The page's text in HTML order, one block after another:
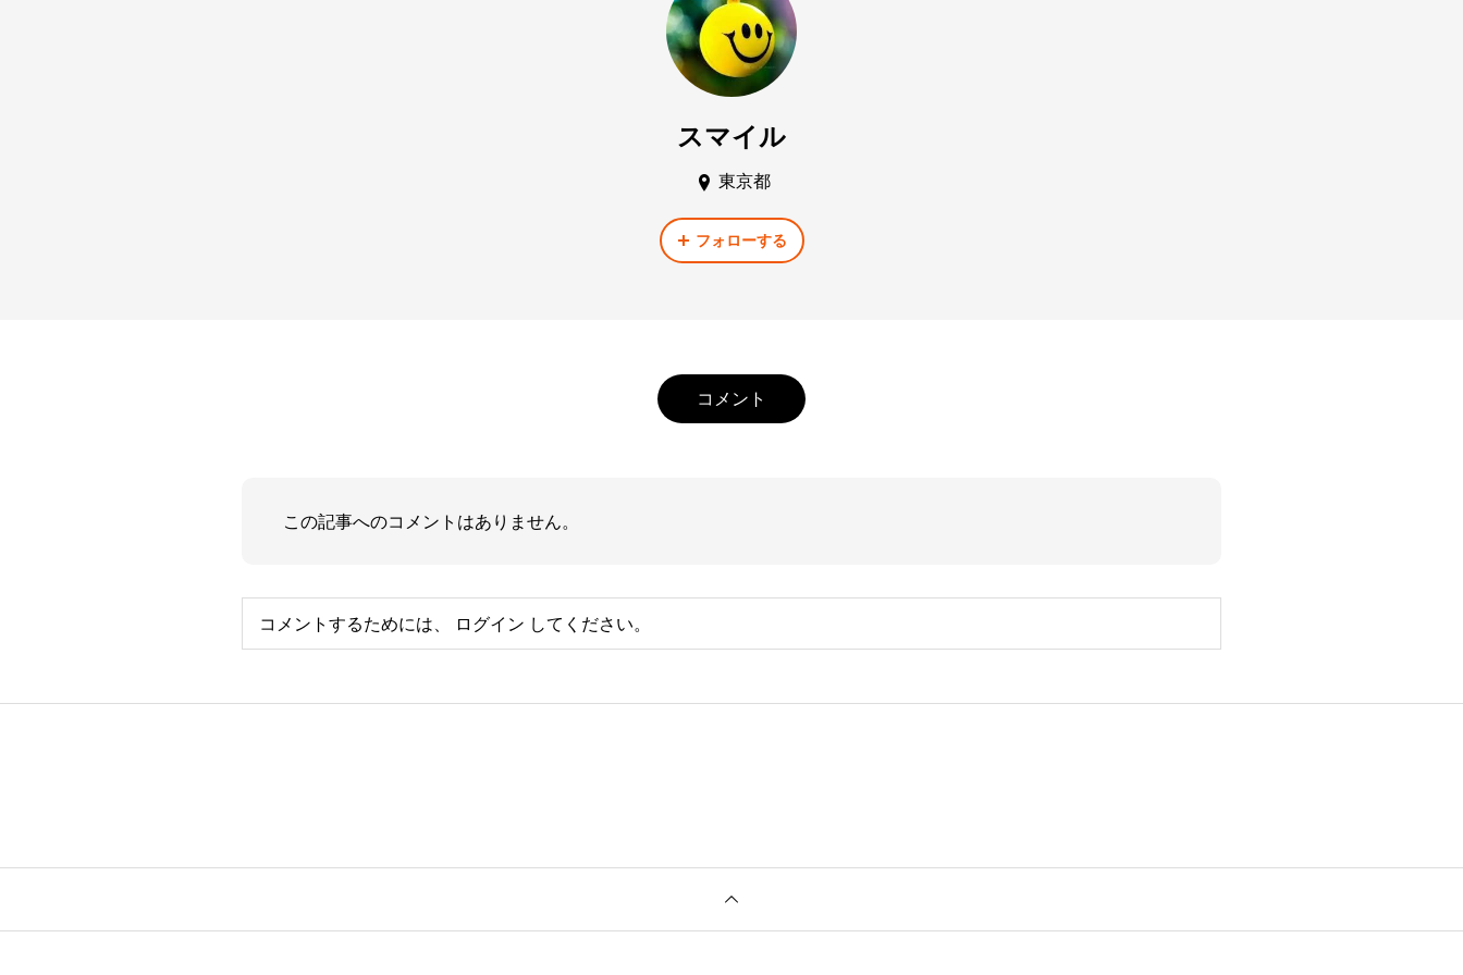
スマイル
東京都
フォローする
コメント
この記事へのコメントはありません。
コメントするためには、 ログイン してください。